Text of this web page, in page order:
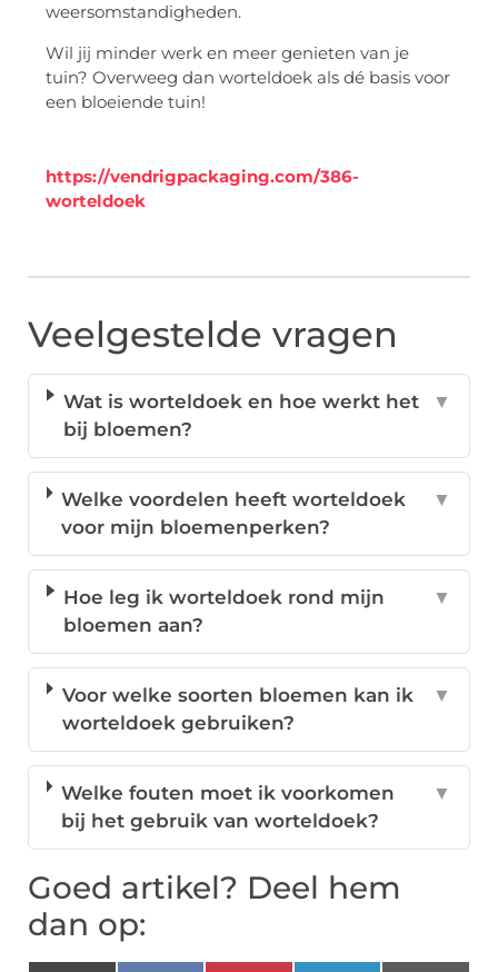
weersomstandigheden.
Wil jij minder werk en meer genieten van je
tuin? Overweeg dan worteldoek als dé basis voor
een bloeiende tuin!
https://vendrigpackaging.com/386-
worteldoek
Veelgestelde vragen
Wat is worteldoek en hoe werkt het
bij bloemen?
▼
Welke voordelen heeft worteldoek
voor mijn bloemenperken?
▼
Hoe leg ik worteldoek rond mijn
bloemen aan?
▼
Voor welke soorten bloemen kan ik
worteldoek gebruiken?
▼
Welke fouten moet ik voorkomen
bij het gebruik van worteldoek?
▼
Goed artikel? Deel hem
dan op: